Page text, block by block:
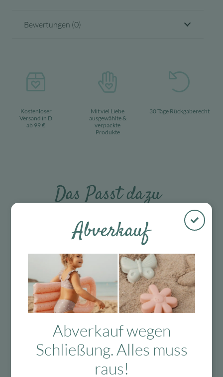
Bewertungen (0)
Kostenloser
Versand in D
ab 99 €
Mit viel Liebe
ausgewählte &
verpackte
Produkte
30 Tage Rückgaberecht
Das Passt dazu
Das könnte Dir auch
gefallen
-60 %
Abverkauf
Abverkauf wegen
Schließung. Alles muss
raus!